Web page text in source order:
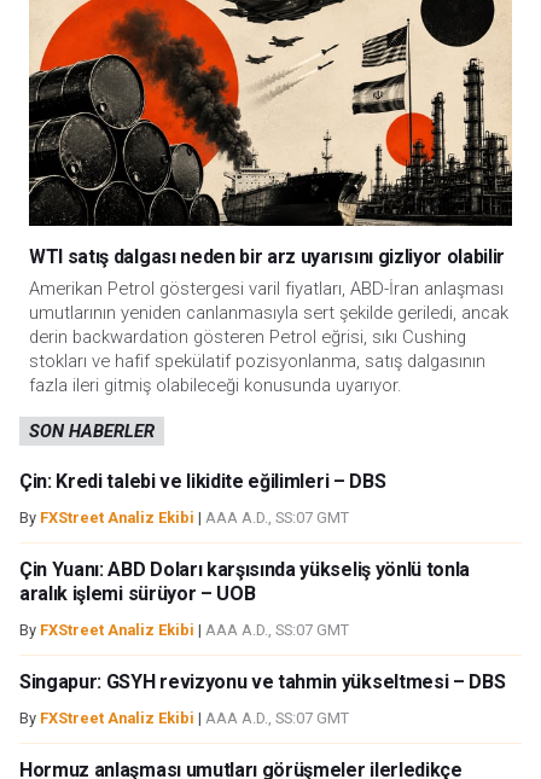
WTI satış dalgası neden bir arz uyarısını gizliyor olabilir
Amerikan Petrol göstergesi varil fiyatları, ABD-İran anlaşması
umutlarının yeniden canlanmasıyla sert şekilde geriledi, ancak
derin backwardation gösteren Petrol eğrisi, sıkı Cushing
stokları ve hafif spekülatif pozisyonlanma, satış dalgasının
fazla ileri gitmiş olabileceği konusunda uyarıyor.
SON HABERLER
Çin: Kredi talebi ve likidite eğilimleri – DBS
By FXStreet Analiz Ekibi | AAA A.D., SS:07 GMT
Çin Yuanı: ABD Doları karşısında yükseliş yönlü tonla
aralık işlemi sürüyor – UOB
By FXStreet Analiz Ekibi | AAA A.D., SS:07 GMT
Singapur: GSYH revizyonu ve tahmin yükseltmesi – DBS
By FXStreet Analiz Ekibi | AAA A.D., SS:07 GMT
Hormuz anlaşması umutları görüşmeler ilerledikçe